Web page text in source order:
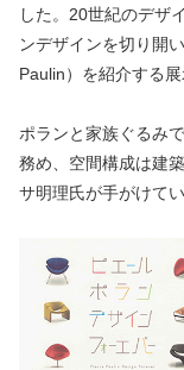
した。20世紀のデザ
ンデザインを切り開
Paulin）を紹介する展
ポランと家族ぐるみ
務め、空間構成は建
サ明理氏が手がけてい